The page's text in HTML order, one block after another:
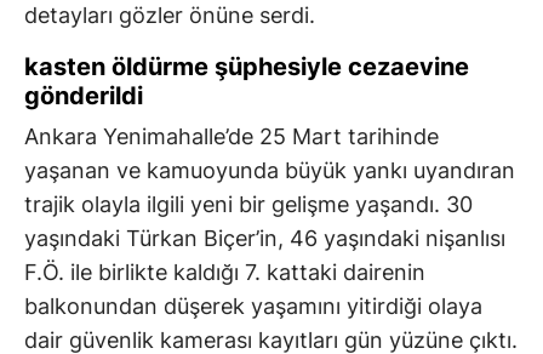
detayları gözler önüne serdi.
kasten öldürme şüphesiyle cezaevine
gönderildi
Ankara Yenimahalle’de 25 Mart tarihinde
yaşanan ve kamuoyunda büyük yankı uyandıran
trajik olayla ilgili yeni bir gelişme yaşandı. 30
yaşındaki Türkan Biçer’in, 46 yaşındaki nişanlısı
F.Ö. ile birlikte kaldığı 7. kattaki dairenin
balkonundan düşerek yaşamını yitirdiği olaya
dair güvenlik kamerası kayıtları gün yüzüne çıktı.